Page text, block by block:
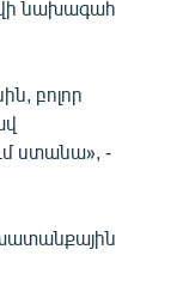
նախագահ
բոլոր
ստանա», -